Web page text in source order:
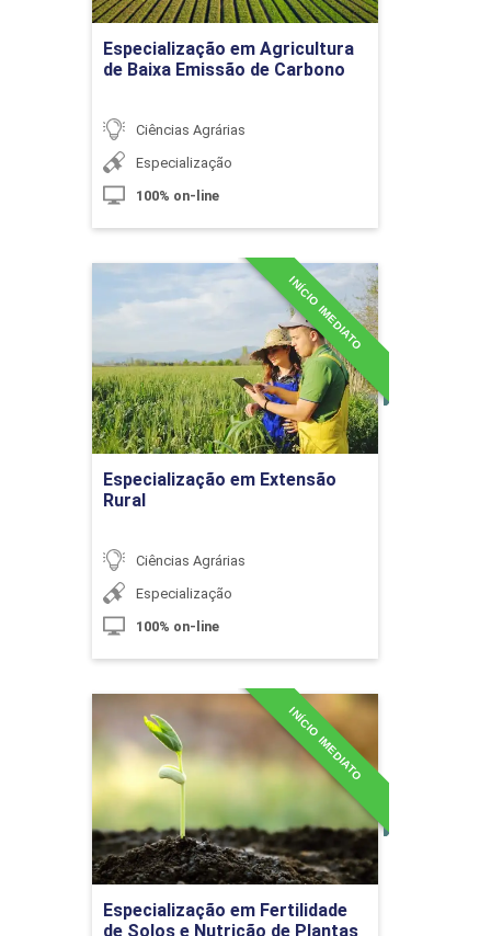
Histórico do Agronegócio e a
Legislação Aplicada
10h
Formuladores e Formulação de
Políticas Públicas
10h
Agronegócio
10h
Outorga de Recursos Hídricos
10h
Especialização em Agricultura
de Baixa Emissão de Carbono
Ciências Agrárias
Especialização
100% on-line
Especialização em Extensão
Rural
INÍCIO IMEDIATO
Ciências Agrárias
Especialização
100% on-line
Especialização em
Extensão Rural
Detalhes do curso
Ir para Inscrição
Especialização em Fertilidade
de Solos e Nutrição de Plantas
INÍCIO IMEDIATO
Especialização em
Fertilidade de Solos e
Nutrição de Plantas
Detalhes do curso